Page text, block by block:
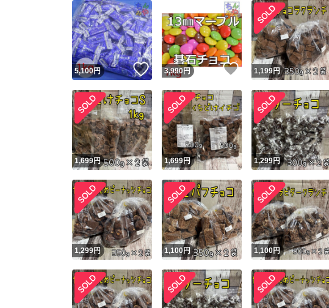
5,100円 いいね！
3,990 円 いいね！
1,199円
1,699円 1,699円 1,299円
1,299円 1,100円 1,100円